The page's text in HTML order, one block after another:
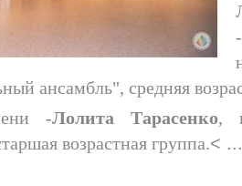
ансамбль", средняя
-Лолита Тарасенко,
возрастная группа.<